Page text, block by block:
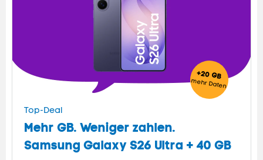
Mehr GB. Weniger zahlen.
Samsung Galaxy S26 Ultra + 40 GB
+20 GB
mehrDaten
Top-Deal